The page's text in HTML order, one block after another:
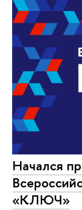
Начался
«КЛЮЧ»